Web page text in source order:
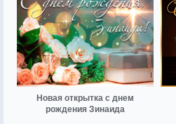
Новая открытка с днем
рождения Зинаида